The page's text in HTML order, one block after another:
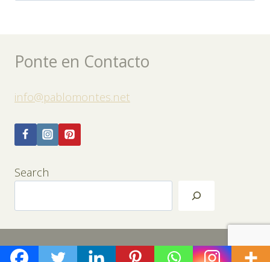
Ponte en Contacto
info@pablomontes.net
Search
© 2026 Pablo Montes ONeill Art